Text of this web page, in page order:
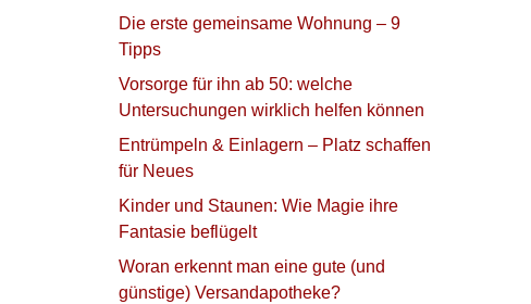
Die erste gemeinsame Wohnung – 9
Tipps
Vorsorge für ihn ab 50: welche
Untersuchungen wirklich helfen können
Entrümpeln & Einlagern – Platz schaffen
für Neues
Kinder und Staunen: Wie Magie ihre
Fantasie beflügelt
Woran erkennt man eine gute (und
günstige) Versandapotheke?